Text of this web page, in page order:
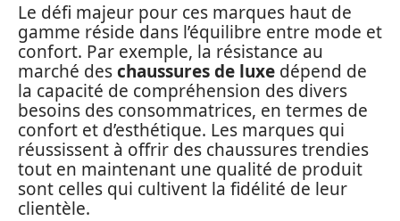
Le défi majeur pour ces marques haut de
gamme réside dans l’équilibre entre mode et
confort. Par exemple, la résistance au
marché deschaussures de luxe dépend de
la capacité de compréhension des divers
besoins des consommatrices, en termes de
confort et d’esthétique. Les marques qui
réussissent à offrir des chaussures trendies
tout en maintenant une qualité de produit
sont celles qui cultivent la fidélité de leur
clientèle.